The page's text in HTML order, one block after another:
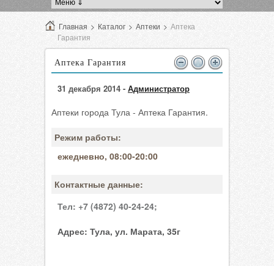
Главная > Каталог > Аптеки > Аптека
Гарантия
Аптека Гарантия
31 декабря 2014 - Администратор
Аптеки города Тула - Аптека Гарантия.
Режим работы:
ежедневно, 08:00-20:00
Контактные данные:
Тел: +7 (4872) 40-24-24;
Адрес: Тула, ул. Марата, 35г